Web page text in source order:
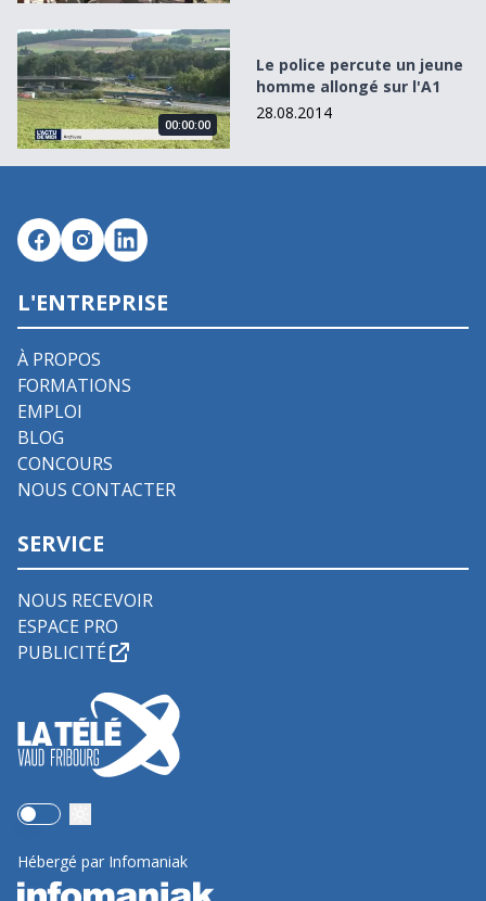
Le police percute un jeune homme allongé sur l&#039;A1
00:00:00
Le police percute un jeune
homme allongé sur l'A1
28.08.2014
L'ENTREPRISE
À PROPOS
FORMATIONS
EMPLOI
BLOG
CONCOURS
NOUS CONTACTER
SERVICE
NOUS RECEVOIR
ESPACE PRO
PUBLICITÉ
Use setting
Hébergé par Infomaniak